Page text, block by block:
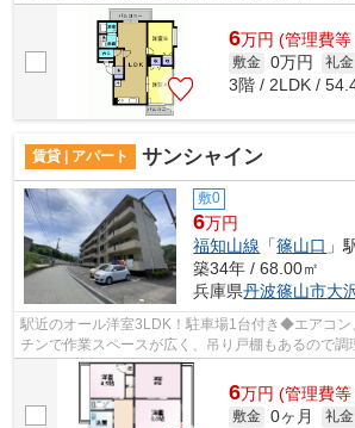
6万円 (管理費
敷金 0万円 礼金
3階 / 2LDK /
賃貸 | アパート サンシャイン
敷0
6万円
福知山線 「篠山口 」
築34年 / 68.00㎡
兵庫県丹波篠山市大
駅近のオール洋室3LDK！駐車場1台付き◆エアコ
チンで作業スペースが広く、吊り戸棚もあるので調
の方もすっきり片づきますね◎
6万円 (管理費
敷金 0ヶ月 礼金